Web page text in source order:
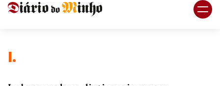
I.